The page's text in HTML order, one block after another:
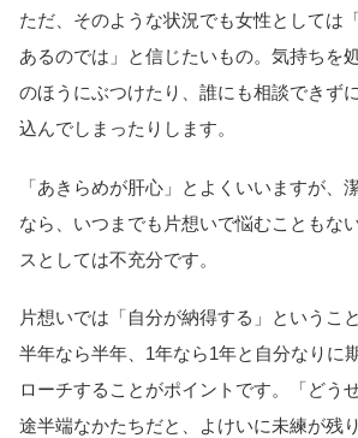
ただ、そのような状況でも女性としては
あるのでは」と信じたいもの。気持ちを
のほうにぶつけたり、誰にも相談できず
込んでしまったりします。
「あきらめが肝心」とよくいいますが、
なら、いつまでも片想いで悩むこともな
スとしては不充分です。
片想いでは「自分が納得する」というこ
半年なら半年、1年なら1年と自分なりに
ローチすることがポイントです。「どう
途半端なかたちだと、よけいに未練が残